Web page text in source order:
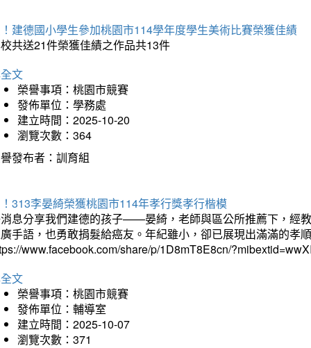
建德國小學生參加桃園市114學年度學生美術比賽榮獲佳績
共送21件榮獲佳績之作品共13件
文
榮譽事項：桃園市競賽
發佈單位：學務處
建立時間：2025-10-20
瀏覽次數：364
發布者：訓育組
313李晏綺榮獲桃園市114年孝行獎孝行楷模
息分享我們建德的孩子——晏綺，老師與區公所推薦下，經
手語，也勇敢捐髮給癌友。年紀雖小，卻已展現出滿滿的孝
www.facebook.com/share/p/1D8mT8E8cn/
文
榮譽事項：桃園市競賽
發佈單位：輔導室
建立時間：2025-10-07
瀏覽次數：371